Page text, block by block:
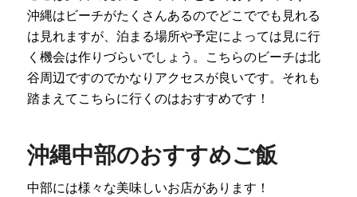
沖縄はビーチがたくさんあるのでどこででも見れる
は見れますが、泊まる場所や予定によっては見に行
く機会は作りづらいでしょう。こちらのビーチは北
谷周辺ですのでかなりアクセスが良いです。それも
踏まえてこちらに行くのはおすすめです！
沖縄中部のおすすめご飯
中部には様々な美味しいお店があります！